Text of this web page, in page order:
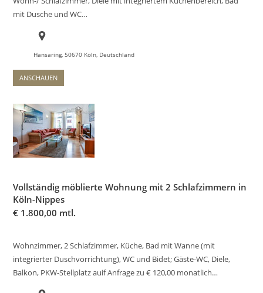
mit Dusche und WC…
Hansaring, 50670 Köln, Deutschland
ANSCHAUEN
Vollständig möblierte Wohnung mit 2 Schlafzimmern in
Köln-Nippes
€ 1.800,00 mtl.
Wohnzimmer, 2 Schlafzimmer, Küche, Bad mit Wanne (mit
integrierter Duschvorrichtung), WC und Bidet; Gäste-WC, Diele,
Balkon, PKW-Stellplatz auif Anfrage zu € 120,00 monatlich…